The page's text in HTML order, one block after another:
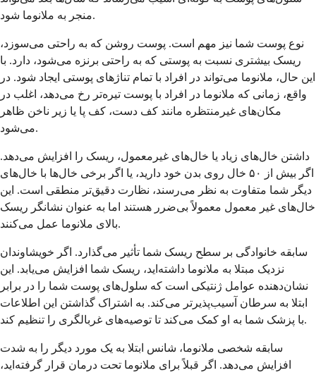
منجر به ملانوما شود.
نوع پوست شما نیز مهم است. پوست روشن که به راحتی می‌سوزد،
ریسک بیشتری نسبت به پوستی که به راحتی برنزه می‌شود، دارد. با
این حال، ملانوما می‌تواند در افراد با تمام تناژهای پوستی ایجاد شود. در
واقع، زمانی که ملانوما در افراد با پوست تیره‌تر رخ می‌دهد، اغلب در
مکان‌های غیرمنتظره مانند کف دست، کف پا یا زیر ناخن ظاهر
می‌شود.
داشتن خال‌های زیاد یا خال‌های غیرمعمول، ریسک را افزایش می‌دهد.
اگر بیش از ۵۰ خال روی بدن خود دارید، یا اگر برخی خال‌ها با خال‌های
دیگر شما متفاوت به نظر می‌رسند، نظارت دقیق‌تر منطقی است. این
خال‌های غیر معمول معمولاً بی‌ضرر هستند اما به عنوان نشانگر ریسک
بالای ملانوما عمل می‌کنند.
سابقه خانوادگی بر سطح ریسک شما تأثیر می‌گذارد. اگر خویشاوندان
نزدیک مبتلا به ملانوما داشته‌اید، ریسک شما افزایش می‌یابد. این
نشان‌دهنده عوامل ژنتیکی است که سلول‌های پوست شما را در برابر
ابتلا به سرطان آسیب‌پذیرتر می‌کند. به اشتراک گذاشتن این اطلاعات
با پزشک شما به او کمک می‌کند تا توصیه‌های غربالگری را تنظیم کند.
سابقه شخصی ملانوما، شانس ابتلا به یک مورد دیگر را به شدت
افزایش می‌دهد. اگر قبلاً برای ملانوما تحت درمان قرار گرفته‌اید،